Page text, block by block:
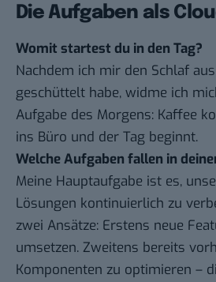
Die Aufgaben als
Womit startest du in den Tag?
Nachdem ich mir den Schlaf
geschüttelt habe, widme ich
Aufgabe des Morgens: Kaffee
ins Büro und der Tag beginnt.
Welche Aufgaben fallen in
Meine Hauptaufgabe ist es,
Lösungen kontinuierlich zu
zwei Ansätze: Erstens neue
umsetzen. Zweitens bereits
Komponenten zu optimieren –